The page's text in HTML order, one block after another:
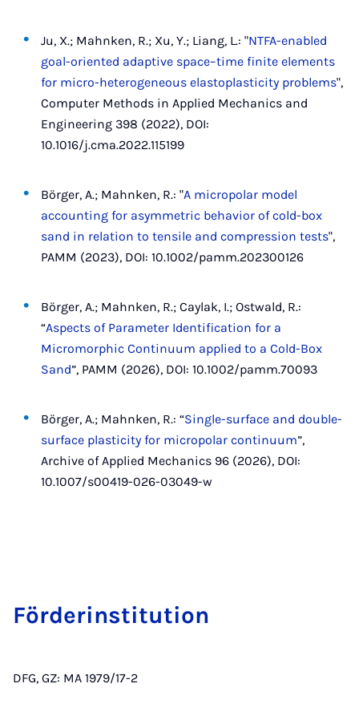
Ju, X.; Mahnken, R.; Xu, Y.; Liang, L.: "NTFA-enabled
goal-oriented adaptive space–time finite elements
for micro-heterogeneous elastoplasticity problems",
Computer Methods in Applied Mechanics and
Engineering 398 (2022), DOI:
10.1016/j.cma.2022.115199
Börger, A.; Mahnken, R.: "A micropolar model
accounting for asymmetric behavior of cold-box
sand in relation to tensile and compression tests",
PAMM (2023), DOI: 10.1002/pamm.202300126
Börger, A.; Mahnken, R.; Caylak, I.; Ostwald, R.:
“Aspects of Parameter Identification for a
Micromorphic Continuum applied to a Cold-Box
Sand”, PAMM (2026), DOI: 10.1002/pamm.70093
Börger, A.; Mahnken, R.: “Single-surface and double-
surface plasticity for micropolar continuum”,
Archive of Applied Mechanics 96 (2026), DOI:
10.1007/s00419-026-03049-w
För­der­insti­tu­tion
DFG, GZ: MA 1979/17-2